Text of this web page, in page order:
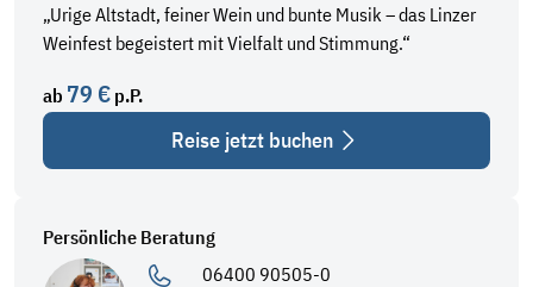
„Urige Altstadt, feiner Wein und bunte Musik – das Linzer
Weinfest begeistert mit Vielfalt und Stimmung.“
ab 79 € p.P.
Reise jetzt buchen
Persönliche Beratung
06400 90505-0